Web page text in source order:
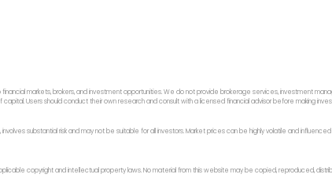
markets, brokers, and investment opportunities. We do not provide brokerage services, investment
Users should conduct their own research and consult with a licensed financial advisor before making
substantial risk and may not be suitable for all investors. Market prices can be highly volatile and
copyright and intellectual property laws. No material from this website may be copied, reproduced,